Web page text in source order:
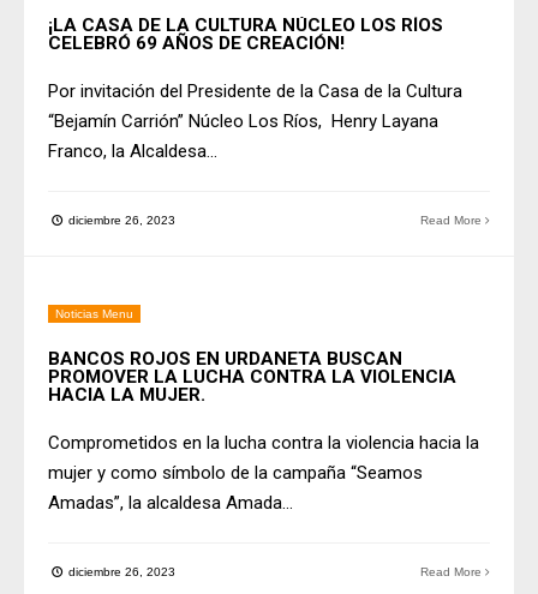
¡LA CASA DE LA CULTURA NÚCLEO LOS RÍOS
CELEBRÓ 69 AÑOS DE CREACIÓN!
Por invitación del Presidente de la Casa de la Cultura
“Bejamín Carrión” Núcleo Los Ríos, Henry Layana
Franco, la Alcaldesa...
diciembre 26, 2023 Read More
Noticias Menu
BANCOS ROJOS EN URDANETA BUSCAN
PROMOVER LA LUCHA CONTRA LA VIOLENCIA
HACIA LA MUJER.
Comprometidos en la lucha contra la violencia hacia la
mujer y como símbolo de la campaña “Seamos
Amadas”, la alcaldesa Amada...
diciembre 26, 2023 Read More